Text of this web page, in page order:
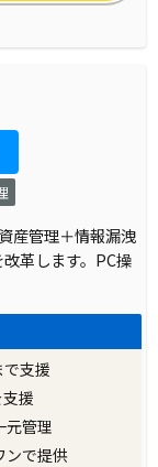
産管理＋情報漏洩
革します。PC操
支援
援
元管理
ンで提供